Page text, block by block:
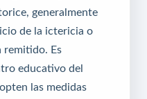
generalmente
de la ictericia o
remitido. Es
educativo del
las medidas